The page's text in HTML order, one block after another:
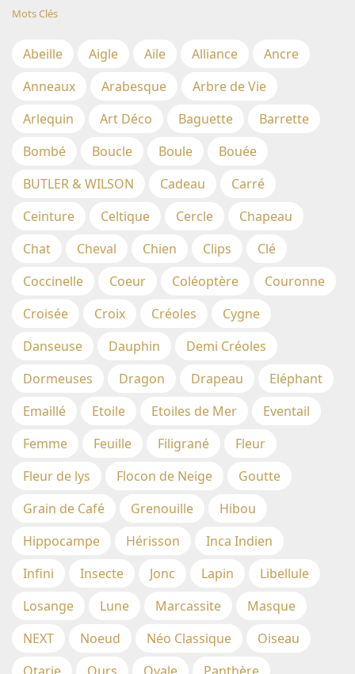
Mots Clés
Abeille Aigle Aile Alliance
Ancre
Anneaux
Arabesque
Arbre de Vie
Arlequin
Art Déco Baguette
Barrette
Bombé
Boucle Boule
Bouée
BUTLER & WILSON
Cadeau
Carré
Ceinture
Celtique Cercle
Chapeau
Chat
Cheval Chien Clips
Clé
Coccinelle
Coeur Coléoptère
Couronne
Croisée
Croix Créoles
Cygne
Danseuse
Dauphin
Demi Créoles
Dormeuses
Dragon Drapeau
Eléphant
Emaillé
Etoile Etoiles de Mer
Eventail
Femme
Feuille Filigrané
Fleur
Fleur de lys
Flocon de Neige
Goutte
Grain de Café
Grenouille
Hibou
Hippocampe
Hérisson
Inca Indien
Infini
Insecte Jonc Lapin
Libellule
Losange
Lune Marcassite
Masque
NEXT
Noeud Néo Classique
Oiseau